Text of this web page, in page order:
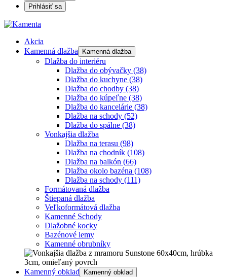
Prihlásiť sa
Akcia
Kamenná dlažba
Kamenná dlažba
Dlažba do interiéru
Dlažba do obývačky (38)
Dlažba do kuchyne (38)
Dlažba do chodby (38)
Dlažba do kúpeľne (38)
Dlažba do kancelárie (38)
Dlažba na schody (52)
Dlažba do spálne (38)
Vonkajšia dlažba
Dlažba na terasu (98)
Dlažba na chodník (108)
Dlažba na balkón (66)
Dlažba okolo bazéna (108)
Dlažba na schody (111)
Formátovaná dlažba
Štiepaná dlažba
Veľkoformátová dlažba
Kamenné Schody
Dlažobné kocky
Bazénové lemy
Kamenné obrubníky
Kamenný obklad Kamenný obklad